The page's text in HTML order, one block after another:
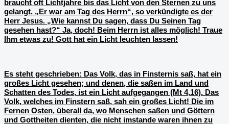
braucht oft Lichtjahre bis das Licht von den Sternen zu uns
gelangt. „Er war am Tag des Herrn“, so verkündigte es der
Herr Jesus. „Wie kannst Du sagen, dass Du Seinen Tag
gesehen hast?“ Ja, doch! Beim Herrn ist alles möglich! Traue
Ihm etwas zu! Gott hat ein Licht leuchten lassen!
Es steht geschrieben: Das Volk, das in Finsternis saß, hat ein
großes Licht gesehen; und denen, die saßen im Land und
Schatten des Todes, ist ein Licht aufgegangen (Mt 4,16). Das
Volk, welches im Finstern saß, sah ein großes Licht! Die im
Fernen Osten, überall da, wo Menschen saßen und Göttern
und Gottheiten dienten, die nicht imstande waren ihnen zu